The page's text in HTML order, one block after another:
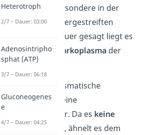
befindet sich insbesondere in der
glatten und der quergestreiften
. Genauer gesagt liegt es
im sogenannten
Sarkoplasma der
Muskelfasern.
Auch das sarkoplasmatische
Retikulum besitzt eine
Struktur. Da es keine
Ribosomen
besitzt, ähnelt es dem
Heterotroph
2/7 – Dauer: 03:00
Adenosintripho
sphat (ATP)
3/7 – Dauer: 06:18
Gluconeogenes
e
4/7 – Dauer: 04:25